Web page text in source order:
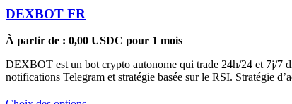
DEXBOT FR
À partir de : 0,00 USDC pour 1 mois
DEXBOT est un bot crypto autonome qui trade 24h/24 et 7j/7
notifications Telegram et stratégie basée sur le RSI. Stratégie